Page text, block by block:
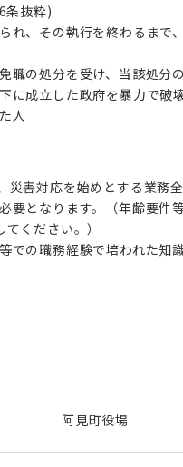
条抜粋)
れ、その執行を終わるま
職の処分を受け、当該処分
に成立した政府を暴力で
人
災害対応を始めとする業務
要となります。（年齢要件
ください。）
での職務経験で培われた知
阿見町役場